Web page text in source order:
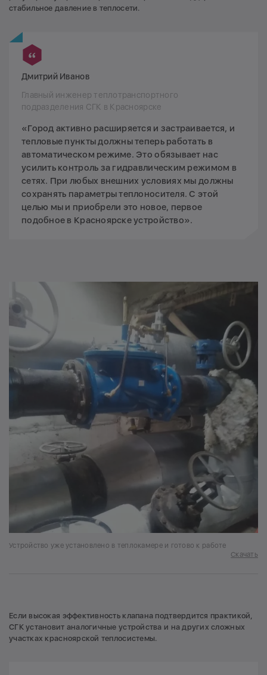
стабильное давление в теплосети.
Дмитрий Иванов
Главный инженер теплотранспортного
подразделения СГК в Красноярске
«Город активно расширяется и застраивается, и
тепловые пункты должны теперь работать в
автоматическом режиме. Это обязывает нас
усилить контроль за гидравлическим режимом в
сетях. При любых внешних условиях мы должны
сохранять параметры теплоносителя. С этой
целью мы и приобрели это новое, первое
подобное в Красноярске устройство».
Устройство уже установлено в теплокамере и готово к работе
Скачать
Если высокая эффективность клапана подтвердится практикой,
СГК установит аналогичные устройства и на других сложных
участках красноярской теплосистемы.